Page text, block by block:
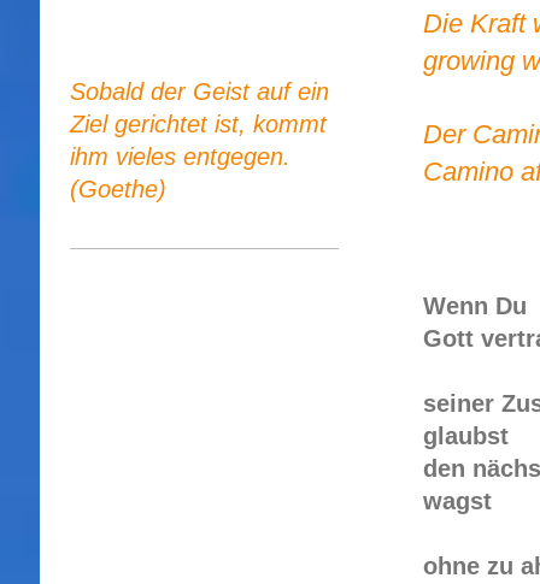
Die Kraft
growing
Der
Camino
Wenn Du
Gott
seiner
glaubst
den
wagst
ohne zu
Sobald der Geist auf ein
Ziel gerichtet ist, kommt
ihm vieles entgegen.
(Goethe)